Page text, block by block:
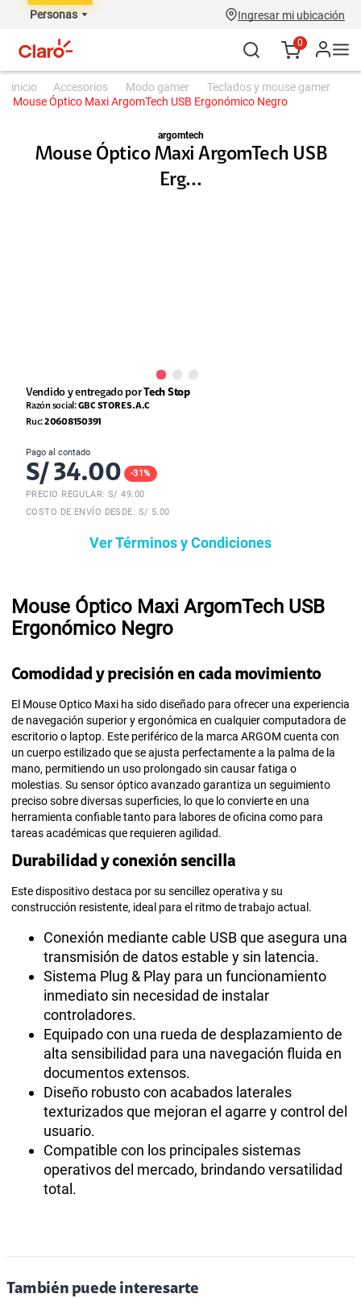
Personas Ingresar mi ubicación
0
accesorios modo gamer
teclados y mouse gamer
Mouse Óptico Maxi ArgomTech USB Ergonómico Negro
argomtech
Mouse Óptico Maxi ArgomTech USB
Erg...
Vendido y entregado por Tech Stop
Razón social:GBC STORE S.A.C
Ruc:20608150391
Pago al contado
S/ 34.00 -31%
PRECIO REGULAR: S/49.00
COSTO DE ENVÍO DESDE: S/ 5.00
Ver Términos y Condiciones
Mouse Óptico Maxi ArgomTech USB
Ergonómico Negro
Comodidad y precisión en cada movimiento
El Mouse Optico Maxi ha sido diseñado para ofrecer una experiencia
de navegación superior y ergonómica en cualquier computadora de
escritorio o laptop. Este periférico de la marca ARGOM cuenta con
un cuerpo estilizado que se ajusta perfectamente a la palma de la
mano, permitiendo un uso prolongado sin causar fatiga o
molestias. Su sensor óptico avanzado garantiza un seguimiento
preciso sobre diversas superficies, lo que lo convierte en una
herramienta confiable tanto para labores de oficina como para
tareas académicas que requieren agilidad.
Durabilidad y conexión sencilla
Este dispositivo destaca por su sencillez operativa y su
construcción resistente, ideal para el ritmo de trabajo actual.
Conexión mediante cable USB que asegura una
transmisión de datos estable y sin latencia.
Sistema Plug & Play para un funcionamiento
inmediato sin necesidad de instalar
controladores.
Equipado con una rueda de desplazamiento de
alta sensibilidad para una navegación fluida en
documentos extensos.
Diseño robusto con acabados laterales
texturizados que mejoran el agarre y control del
usuario.
Compatible con los principales sistemas
operativos del mercado, brindando versatilidad
total.
También puede interesarte